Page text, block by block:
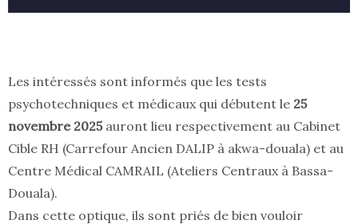
Les intéressés sont informés que les tests
psychotechniques et médicaux qui débutent le 25
novembre 2025auront lieu respectivement au Cabinet
Cible RH (Carrefour Ancien DALIP à akwa-douala) et au
Centre Médical CAMRAIL (Ateliers Centraux à Bassa-
Douala).
Dans cette optique, ils sont priés de bien vouloir